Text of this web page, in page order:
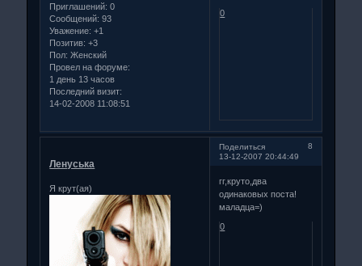
Приглашений: 0
Сообщений: 93
Уважение: +1
Позитив: +3
Пол: Женский
Провел на форуме:
1 день 13 часов
Последний визит:
14-02-2008 11:08:51
0
Поделиться
8
13-12-2007 20:44:49
Ленуська
Я крут(ая)
гг,круто,два
одинаковых поста!
маладца=)
0